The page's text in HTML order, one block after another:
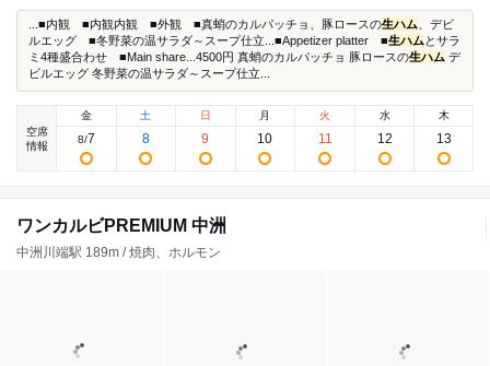
...■内観 ■内観内観 ■外観 ■真蛸のカルパッチョ、豚ロースの生ハム 、デビ
ルエッグ ■冬野菜の温サラダ～スープ仕立...■Appetizer platter ■生ハム とサラ
ミ4種盛合わせ ■Main share...4500円 真蛸のカルパッチョ 豚ロースの生ハム デ
ビルエッグ 冬野菜の温サラダ～スープ仕立...
空席
情報
金
8/7
土
8
日
9
月
10
火
11
水
12
木
13
ワンカルビPREMIUM 中洲
中洲川端駅 189m / 焼肉、ホルモン